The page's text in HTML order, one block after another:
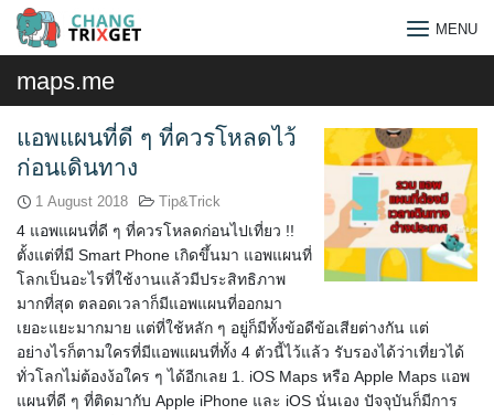
Skip
MENU
maps.me
แอพแผนที่ดี ๆ ที่ควรโหลดไว้
ก่อนเดินทาง
1 August 2018 Tip&Trick
4 แอพแผนที่ดี ๆ ที่ควรโหลดก่อนไปเที่ยว !!
ตั้งแต่ที่มี Smart Phone เกิดขึ้นมา แอพแผนที่
โลกเป็นอะไรที่ใช้งานแล้วมีประสิทธิภาพ
มากที่สุด ตลอดเวลาก็มีแอพแผนที่ออกมา
เยอะแยะมากมาย แต่ที่ใช้หลัก ๆ อยู่ก็มีทั้งข้อดีข้อเสียต่างกัน แต่
อย่างไรก็ตามใครที่มีแอพแผนที่ทั้ง 4 ตัวนี้ไว้แล้ว รับรองได้ว่าเที่ยวได้
ทั่วโลกไม่ต้องง้อใคร ๆ ได้อีกเลย 1. iOS Maps หรือ Apple Maps แอพ
แผนที่ดี ๆ ที่ติดมากับ Apple iPhone และ iOS นั่นเอง ปัจจุบันก็มีการ